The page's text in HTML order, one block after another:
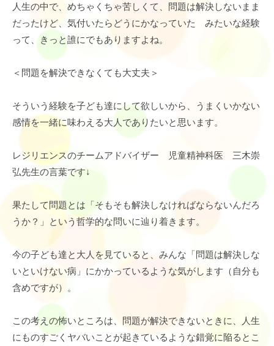
人生の中で、めちゃくちゃ苦しくて、問題は解決しないまま
だったけど、気付いたらどうにかなっていた みたいな経験
って、きっと誰にでもありますよね。
＜問題を解決できなくても大丈夫＞
そういう経験を子ども達にして欲しいから、うまくいかない
感情を一緒に味わえる大人でありたいと思います。
レジリエンスのチームアドバイザー 児童精神科医 三木崇
弘先生の言葉です↓
果たして問題とは「そもそも解決しなければならないんだろ
うか？」という哲学的な問いに辿り着きます。
今の子ども達と大人を見ていると、みんな「問題は解決しな
いといけない病」にかかっているような気がします（自分も
含めですが）。
この考えの怖いところは、問題が解決できないときに、人生
にものすごくヤバいことが起きているような錯覚に陥るとこ